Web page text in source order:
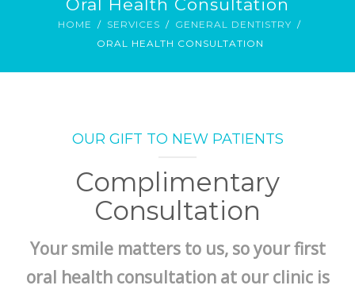
ESTÉTICA DENTAL Y FACIAL
Oral Health Consultation
HOME SERVICES
GENERAL DENTISTRY
ORAL HEALTH CONSULTATION
OUR GIFT TO NEW PATIENTS
Complimentary
Consultation
Your smile matters to us, so your first
oral health consultation at our clinic is